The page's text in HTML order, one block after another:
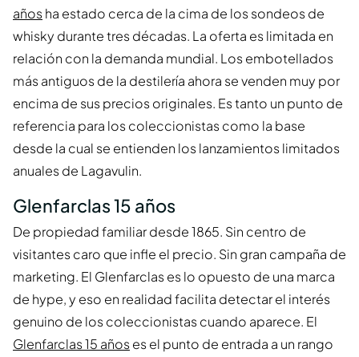
añosha estado cerca de la cima de los sondeos de
whisky durante tres décadas. La oferta es limitada en
relación con la demanda mundial. Los embotellados
más antiguos de la destilería ahora se venden muy por
encima de sus precios originales. Es tanto un punto de
referencia para los coleccionistas como la base
desde la cual se entienden los lanzamientos limitados
anuales de Lagavulin.
Glenfarclas 15 años
De propiedad familiar desde 1865. Sin centro de
visitantes caro que infle el precio. Sin gran campaña de
marketing. El Glenfarclas es lo opuesto de una marca
de hype, y eso en realidad facilita detectar el interés
genuino de los coleccionistas cuando aparece. El
Glenfarclas 15 añoses el punto de entrada a un rango